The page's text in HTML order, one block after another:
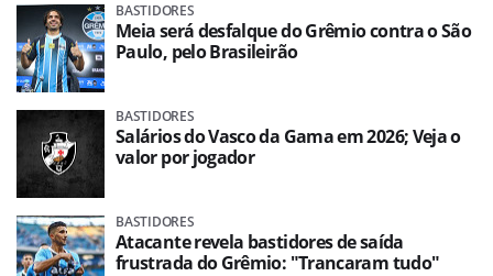
BASTIDORES
Meia será desfalque do Grêmio contra o São
Paulo, pelo Brasileirão
BASTIDORES
Salários do Vasco da Gama em 2026; Veja o
valor por jogador
BASTIDORES
Atacante revela bastidores de saída
frustrada do Grêmio: "Trancaram tudo"